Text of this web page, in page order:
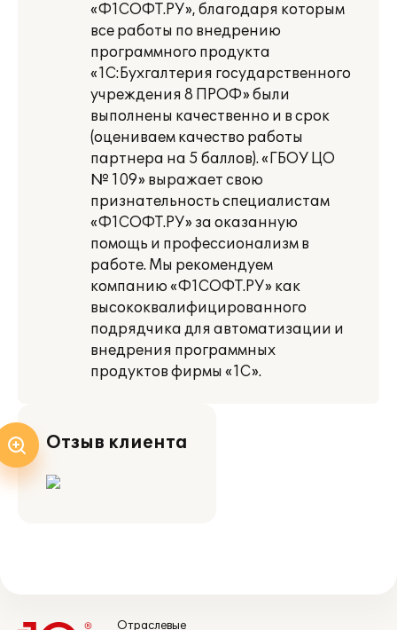
«Ф1СОФТ.РУ», благодаря которым
все работы по внедрению
программного продукта
«1С:Бухгалтерия государственного
учреждения 8 ПРОФ» были
выполнены качественно и в срок
(оцениваем качество работы
партнера на 5 баллов). «ГБОУ ЦО
№ 109» выражает свою
признательность специалистам
«Ф1СОФТ.РУ» за оказанную
помощь и профессионализм в
работе. Мы рекомендуем
компанию «Ф1СОФТ.РУ» как
высококвалифицированного
подрядчика для автоматизации и
внедрения программных
продуктов фирмы «1С».
Отзыв клиента
Отраслевые